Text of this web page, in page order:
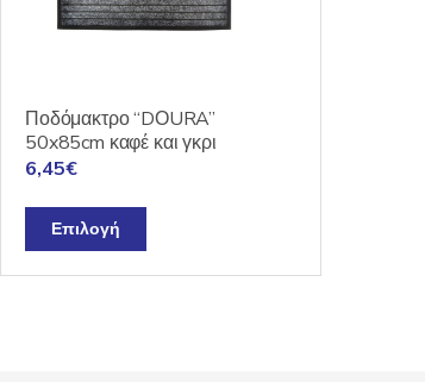
Ποδόμακτρο “DΟURA”
50x85cm καφέ και γκρι
6,45€
Επιλογή
το
προϊόν